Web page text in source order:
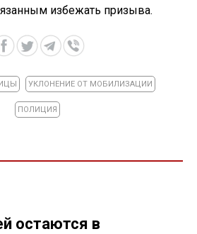
избежать призыва.
УКЛОНЕНИЕ ОТ МОБИЛИЗАЦИИ
ПОЛИЦИЯ
остаются в